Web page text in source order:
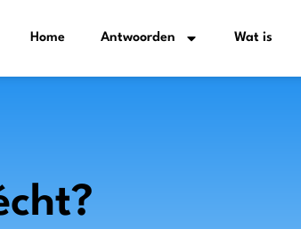
Home Antwoorden Wat is